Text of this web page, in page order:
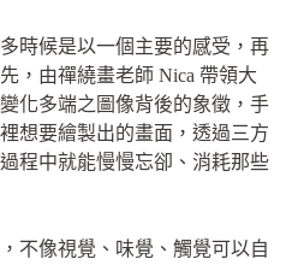
時候是以一個主要的感受，再
，由禪繞畫老師 Nica 帶領大
化多端之圖像背後的象徵，手
想要繪製出的畫面，透過三方
程中就能慢慢忘卻、消耗那些
不像視覺、味覺、觸覺可以自